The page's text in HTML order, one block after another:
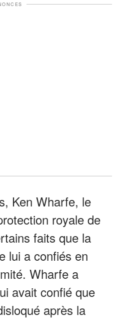
Ken Wharfe, le
royale de
faits que la
lui a confiés en
Wharfe a
avait confié que
après la